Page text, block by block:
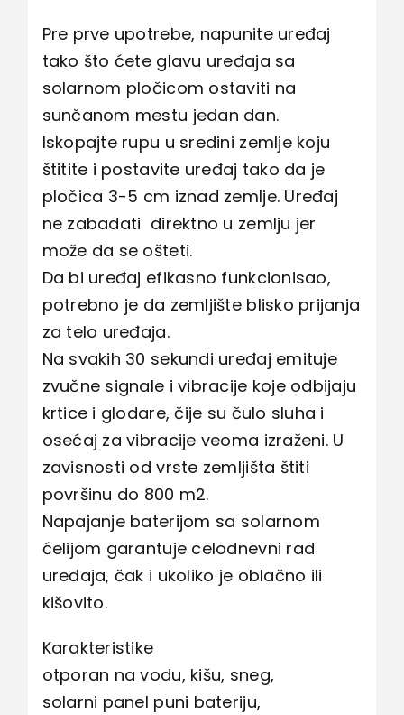
Pre prve upotrebe, napunite uređaj
tako što ćete glavu uređaja sa
solarnom pločicom ostaviti na
sunčanom mestu jedan dan.
Iskopajte rupu u sredini zemlje koju
štitite i postavite uređaj tako da je
pločica 3-5 cm iznad zemlje. Uređaj
ne zabadati direktno u zemlju jer
može da se ošteti.
Da bi uređaj efikasno funkcionisao,
potrebno je da zemljište blisko prijanja
za telo uređaja.
Na svakih 30 sekundi uređaj emituje
zvučne signale i vibracije koje odbijaju
krtice i glodare, čije su čulo sluha i
osećaj za vibracije veoma izraženi. U
zavisnosti od vrste zemljišta štiti
površinu do 800 m2.
Napajanje baterijom sa solarnom
ćelijom garantuje celodnevni rad
uređaja, čak i ukoliko je oblačno ili
kišovito.
Karakteristike
otporan na vodu, kišu, sneg,
solarni panel puni bateriju,